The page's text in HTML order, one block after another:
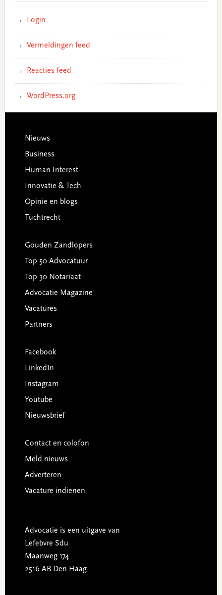
Login
Vermeldingen feed
Reacties feed
WordPress.org
Footer
Nieuws
Business
Human Interest
Innovatie & Tech
Opinie en blogs
Tuchtrecht
Gouden Zandlopers
Top 50 Advocatuur
Top 30 Notariaat
Advocatie Magazine
Vacatures
Partners
Facebook
LinkedIn
Instagram
Youtube
Nieuwsbrief
Contact en colofon
Meld nieuws
Adverteren
Vacature indienen
Advocatie is een uitgave van
Lefebvre Sdu
Maanweg 174
2516 AB Den Haag